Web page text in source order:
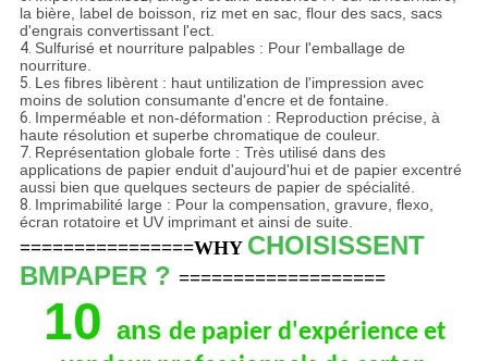
la bière, label de boisson, riz met en sac, flour des sacs, sacs
d'engrais convertissant l'ect.
4. Sulfurisé et nourriture palpables : Pour l'emballage de
nourriture.
5. Les fibres libèrent : haut untilization de l'impression avec
moins de solution consumante d'encre et de fontaine.
6. Imperméable et non-déformation : Reproduction précise, à
haute résolution et superbe chromatique de couleur.
7. Représentation globale forte : Très utilisé dans des
applications de papier enduit d'aujourd'hui et de papier excentré
aussi bien que quelques secteurs de papier de spécialité.
8. Imprimabilité large : Pour la compensation, gravure, flexo,
écran rotatoire et UV imprimant et ainsi de suite.
================WHY CHOISISSENT
BMPAPER ? ===================
10 ans de papier d'expérience et